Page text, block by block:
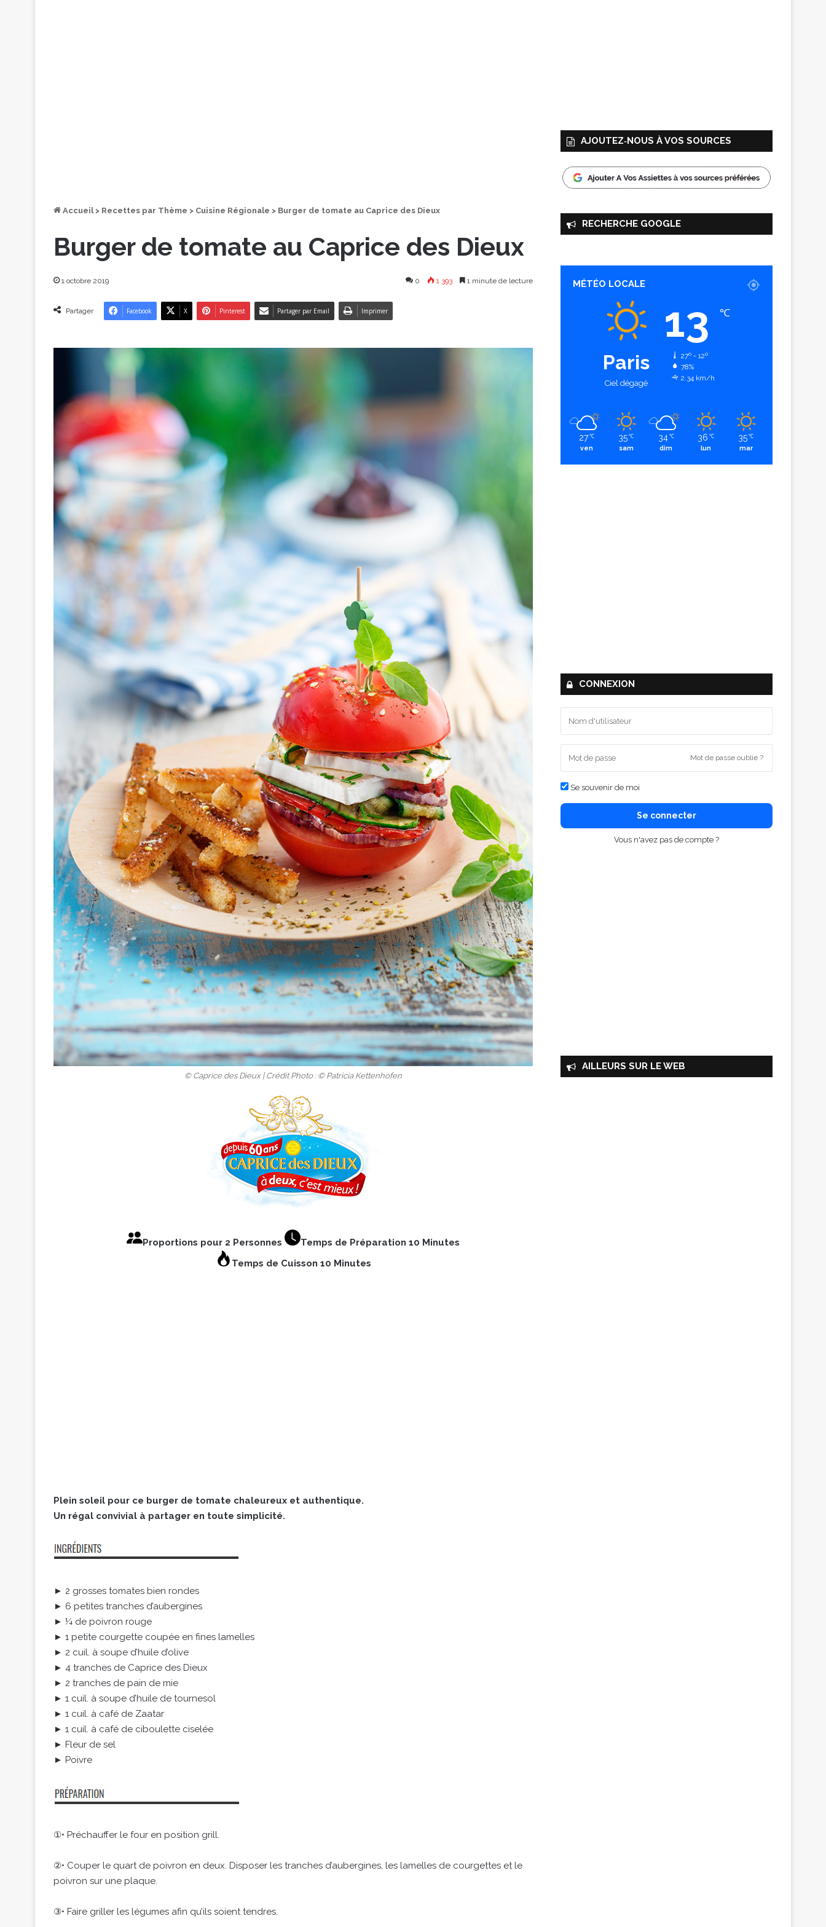
Accueil > Recettes par Thème > Cuisine Régionale > Burger de tomate au Caprice des Dieux
Burger de tomate au Caprice des Dieux
1 octobre 2019 0 1 393 1 minute de lecture
Partager Facebook X Pinterest Partager par Email Imprimer
© Caprice des Dieux | Crédit Photo : © Patricia Kettenhofen
Proportions pour 2 Personnes
Temps de Préparation 10 Minutes
Temps de Cuisson 10 Minutes
Plein soleil pour ce burger de tomate chaleureux et authentique.
Un régal convivial à partager en toute simplicité.
► 2 grosses tomates bien rondes
► 6 petites tranches d’aubergines
► ¼ de poivron rouge
► 1 petite courgette coupée en fines lamelles
► 2 cuil. à soupe d’huile d’olive
► 4 tranches de Caprice des Dieux
► 2 tranches de pain de mie
► 1 cuil. à soupe d’huile de tournesol
► 1 cuil. à café de Zaatar
► 1 cuil. à café de ciboulette ciselée
► Fleur de sel
► Poivre
①• Préchauffer le four en position grill.
②• Couper le quart de poivron en deux. Disposer les tranches d’aubergines, les lamelles de courgettes et le
poivron sur une plaque.
③• Faire griller les légumes afin qu’ils soient tendres.
AJOUTEZ‑NOUS À VOS SOURCES
RECHERCHE GOOGLE
MÉTÉO LOCALE
Paris
Ciel dégagé
13 ℃
27º - 12º
78%
2.34 km/h
27 ℃
ven
35 ℃
sam
34 ℃
dim
36 ℃
lun
35 ℃
mar
CONNEXION
Mot de passe oublié ?
Se souvenir de moi
Se connecter
Vous n'avez pas de compte ?
AILLEURS SUR LE WEB